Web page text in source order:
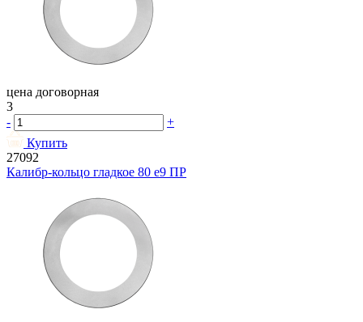
цена договорная
3
-
+
Купить
27092
Калибр-кольцо гладкое 80 e9 ПР